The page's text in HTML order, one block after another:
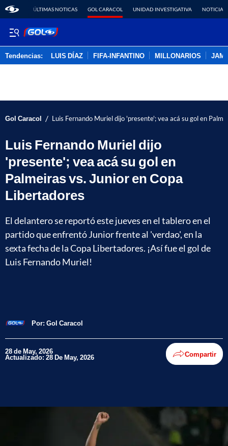
ÚLTIMAS NOTICAS GOL CARACOL UNIDAD INVESTIGATIVA NOTICIAS
Tendencias: LUIS DÍAZ FIFA-INFANTINO MILLONARIOS
Gol Caracol / Luis Fernando Muriel dijo 'presente'; vea acá su gol en
Luis Fernando Muriel dijo
'presente'; vea acá su gol en
Palmeiras vs. Junior en Copa
Libertadores
El delantero se reportó este jueves en el tablero en el
partido que enfrentó Junior frente al 'verdao', en la
sexta fecha de la Copa Libertadores. ¡Así fue el gol de
Luis Fernando Muriel!
Por: Gol Caracol
28 de May, 2026
Actualizado: 28 De May, 2026 Compartir